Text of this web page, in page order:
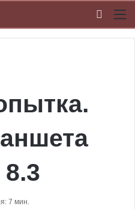
7 мин.